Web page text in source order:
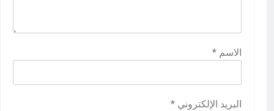
الاسم*
البريد الإلكتروني*